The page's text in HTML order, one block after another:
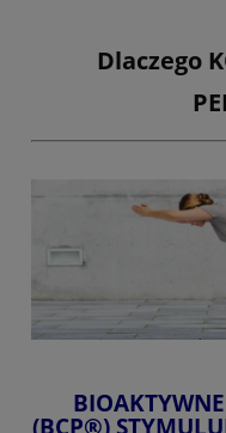
Dlaczego
(BCP®)